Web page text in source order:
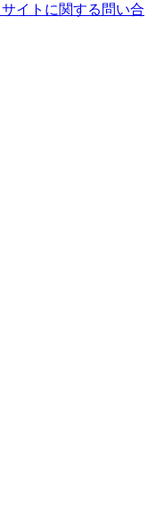
サイトに関する問い合